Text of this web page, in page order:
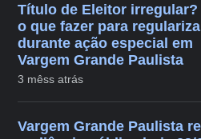
Título de Eleitor irregular?
o que fazer para
durante ação especial em
Vargem Grande Paulista
3 mêss atrás
Vargem Grande Paulista